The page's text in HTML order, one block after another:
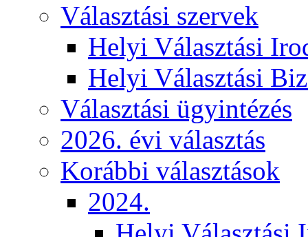
Választási szervek
Helyi Választási
Helyi Választási
Választási ügyintézés
2026. évi választás
Korábbi választások
2024.